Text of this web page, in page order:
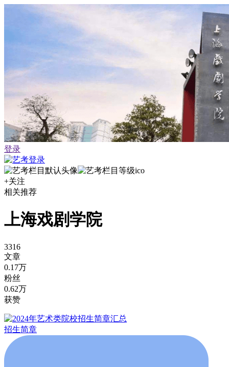
登录
+关注
相关推荐
上海戏剧学院
3316
文章
0.17万
粉丝
0.62万
获赞
招生简章